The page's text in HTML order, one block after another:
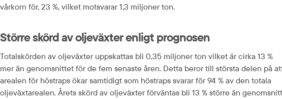
vårkorn för, 23 %, vilket motsvarar 1,3 miljoner ton.
Större skörd av oljeväxter enligt prognosen
Totalskörden av oljeväxter uppskattas bli 0,35 miljoner ton vilket är cirka 13 %
mer än genomsnittet för de fem senaste åren. Detta beror till största delen på
arealen för höstraps ökar samtidigt som höstraps svarar för 94 % av den totala
oljeväxtarealen. Årets skörd av oljeväxter förväntas bli 13 % större än